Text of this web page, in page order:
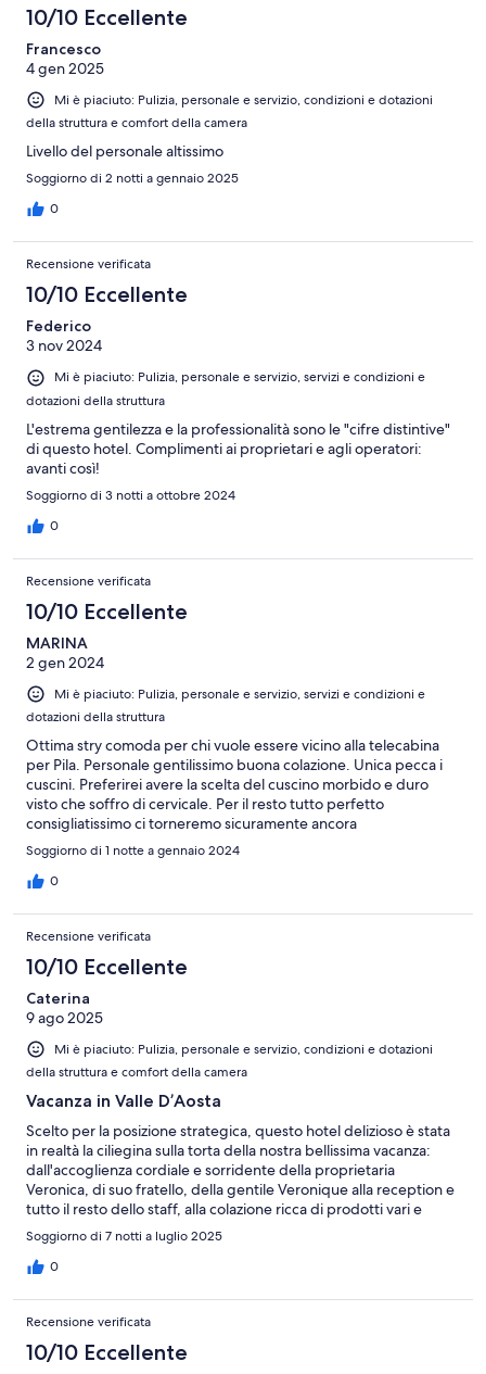
10/10 Eccellente
Francesco
4 gen 2025
Mi è piaciuto: Pulizia, personale e servizio, condizioni e dotazioni
della struttura e comfort della camera
Livello del personale altissimo
Soggiorno di 2 notti a gennaio 2025
0
Recensione verificata
10/10 Eccellente
Federico
3 nov 2024
Mi è piaciuto: Pulizia, personale e servizio, servizi e condizioni e
dotazioni della struttura
L'estrema gentilezza e la professionalità sono le "cifre distintive"
di questo hotel. Complimenti ai proprietari e agli operatori:
avanti così!
Soggiorno di 3 notti a ottobre 2024
0
Recensione verificata
10/10 Eccellente
MARINA
2 gen 2024
Mi è piaciuto: Pulizia, personale e servizio, servizi e condizioni e
dotazioni della struttura
Ottima stry comoda per chi vuole essere vicino alla telecabina
per Pila. Personale gentilissimo buona colazione. Unica pecca i
cuscini. Preferirei avere la scelta del cuscino morbido e duro
visto che soffro di cervicale. Per il resto tutto perfetto
consigliatissimo ci torneremo sicuramente ancora
Soggiorno di 1 notte a gennaio 2024
0
Recensione verificata
10/10 Eccellente
Caterina
9 ago 2025
Mi è piaciuto: Pulizia, personale e servizio, condizioni e dotazioni
della struttura e comfort della camera
Vacanza in Valle D’Aosta
Scelto per la posizione strategica, questo hotel delizioso è stata
in realtà la ciliegina sulla torta della nostra bellissima vacanza:
dall'accoglienza cordiale e sorridente della proprietaria
Veronica, di suo fratello, della gentile Veronique alla reception e
tutto il resto dello staff, alla colazione ricca di prodotti vari e
genuini(da sottolineare le torte fatte in casa ogni mattina
diverse), dalla camera stracomoda e pulita, ai saluti con omaggio
prima di partire. Che dire: assolutamente consigliatissimo.
regione, anche grazie a voi. P.s. una nota positiva anche per il
ristorante che si trova proprio sotto: piatti tradizionali eccezionali
Soggiorno di 7 notti a luglio 2025
0
Recensione verificata
10/10 Eccellente